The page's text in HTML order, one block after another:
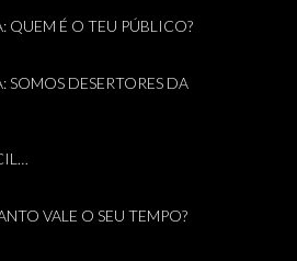
QUEM É O TEU PÚBLICO?
SOMOS DESERTORES DA
VALE O SEU TEMPO?